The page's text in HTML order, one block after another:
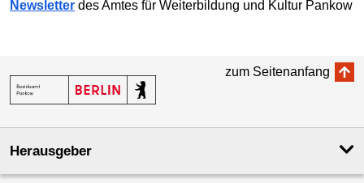
Newsletter des Amtes für Weiterbildung und Kultur Pankow
zum Seitenanfang
Herausgeber